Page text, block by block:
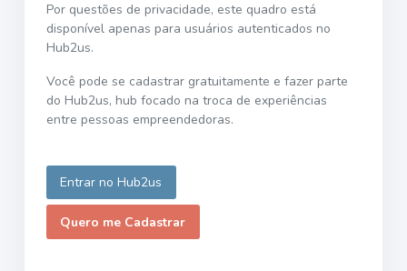
Por questões de privacidade, este quadro está
disponível apenas para usuários autenticados no
Hub2us.
Você pode se cadastrar gratuitamente e fazer parte
do Hub2us, hub focado na troca de experiências
entre pessoas empreendedoras.
Entrar no Hub2us
Quero me Cadastrar